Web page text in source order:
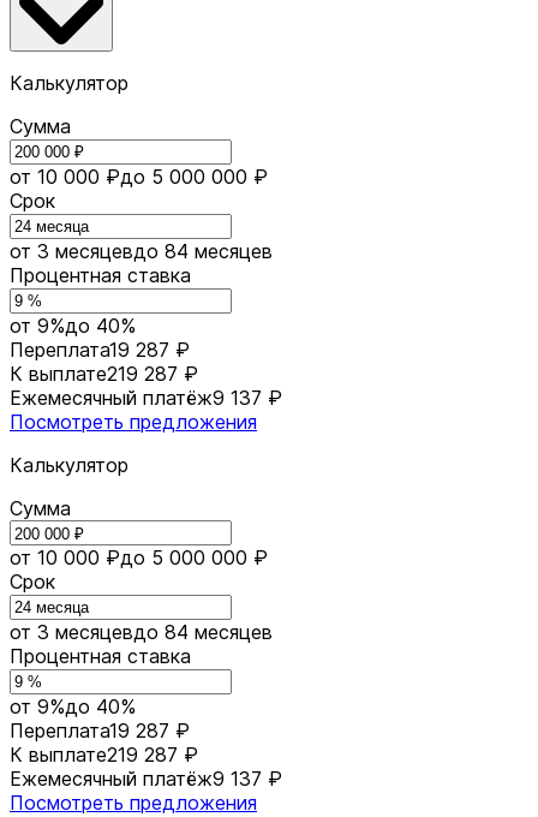
Калькулятор
Сумма
от 10 000 ₽до 5 000 000 ₽
Срок
от 3 месяцевдо 84 месяцев
Процентная ставка
от 9%до 40%
Переплата19 287 ₽
К выплате219 287 ₽
Ежемесячный платёж9 137 ₽
Посмотреть предложения
Калькулятор
Сумма
от 10 000 ₽до 5 000 000 ₽
Срок
от 3 месяцевдо 84 месяцев
Процентная ставка
от 9%до 40%
Переплата19 287 ₽
К выплате219 287 ₽
Ежемесячный платёж9 137 ₽
Посмотреть предложения